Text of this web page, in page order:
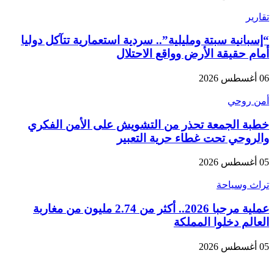
تقارير
“إسبانية سبتة ومليلية”.. سردية استعمارية تتآكل دوليا
أمام حقيقة الأرض وواقع الاحتلال
06 أغسطس 2026
أمن روحي
خطبة الجمعة تحذر من التشويش على الأمن الفكري
والروحي تحت غطاء حرية التعبير
05 أغسطس 2026
تراث وسياحة
عملية مرحبا 2026.. أكثر من 2.74 مليون من مغاربة
العالم دخلوا المملكة
05 أغسطس 2026